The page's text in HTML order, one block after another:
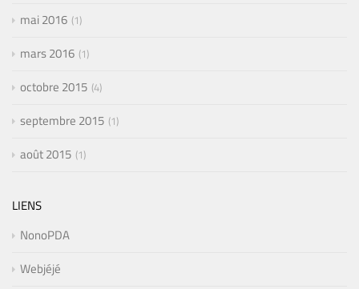
mai 2016 1
mars 2016 1
octobre 2015 4
septembre 2015 1
août 2015 1
LIENS
NonoPDA
Webjéjé